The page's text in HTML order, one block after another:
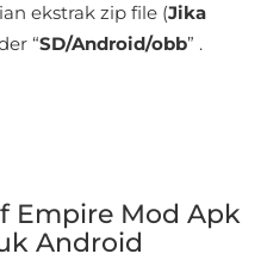
ekstrak zip file (Jika
“SD/Android/obb” .
Empire Mod Apk
Android